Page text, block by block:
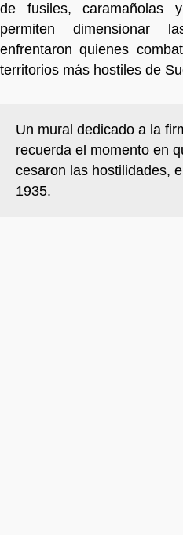
de fusiles, caramañolas
permiten dimensionar
enfrentaron quienes
territorios más hostiles de
Un mural dedicado a la
recuerda el momento en
cesaron las hostilidades,
1935.